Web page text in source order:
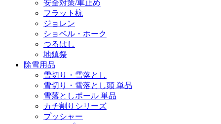
安全対策/車止め
フラット杭
ジョレン
ショベル・ホーク
つるはし
地鎮祭
除雪用品
雪切り・雪落とし
雪切り・雪落とし頭 単品
雪落としポール 単品
カチ割りシリーズ
プッシャー